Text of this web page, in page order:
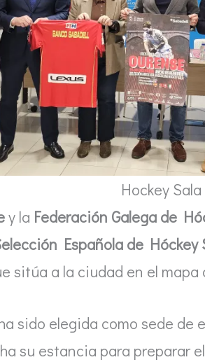
Hockey Sala
y la Federación Galega de
Española de Hóckey
sitúa a la ciudad en el
sido elegida como sede de
su estancia para preparar el